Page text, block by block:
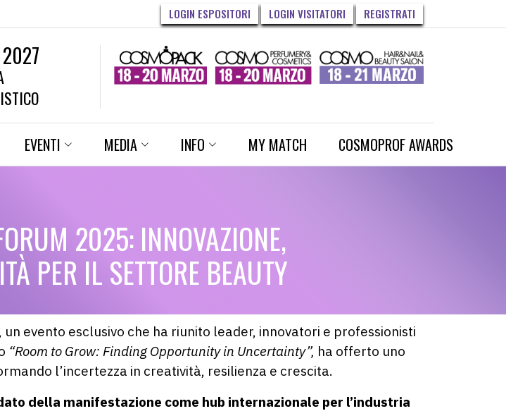
LOGIN ESPOSITORI LOGIN VISITATORI REGISTRATI
2027
EVENTI MEDIA INFO MY MATCH COSMOPROF AWARDS
2025: INNOVAZIONE,
PER IL SETTORE BEAUTY
, un evento esclusivo che ha riunito leader, innovatori e professionisti
“Room to Grow: Finding Opportunity in Uncertainty”, ha offerto uno
l’incertezza in creatività, resilienza e crescita.
della manifestazione come hub internazionale per l’industria